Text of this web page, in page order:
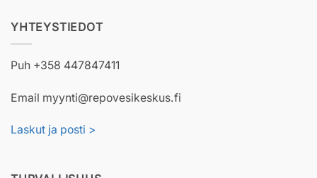
YHTEYSTIEDOT
Puh +358 447847411
Email myynti@repovesikeskus.fi
Laskut ja posti >